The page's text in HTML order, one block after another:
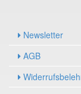
Newsletter
AGB